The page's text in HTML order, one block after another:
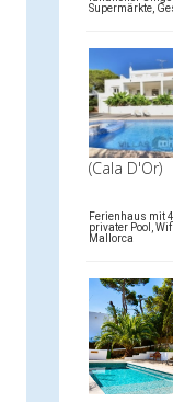
Supermärkte,
(Cala D'Or)
Ferienhaus mit
privater Pool,
Mallorca